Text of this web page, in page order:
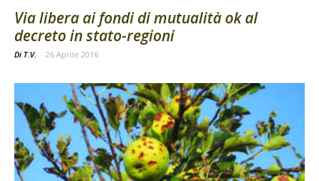
Via libera ai fondi di mutualità ok al
decreto in stato-regioni
Di T.V. - 26 Aprile 2016